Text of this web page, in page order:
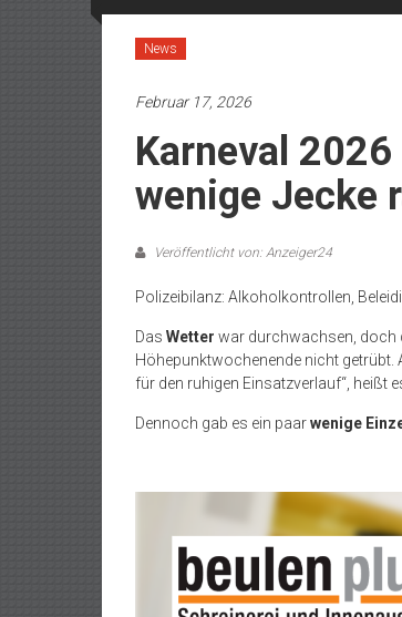
News
Februar 17, 2026
Karneval
wenige Jecke
Veröffentlicht von: Anzeiger24
Polizeibilanz: Alkoholkontrollen,
Das Wetter war durchwachsen, doch
Höhepunktwochenende nicht getrübt.
für den ruhigen Einsatzverlauf“, heißt
Dennoch gab es ein paarwenige